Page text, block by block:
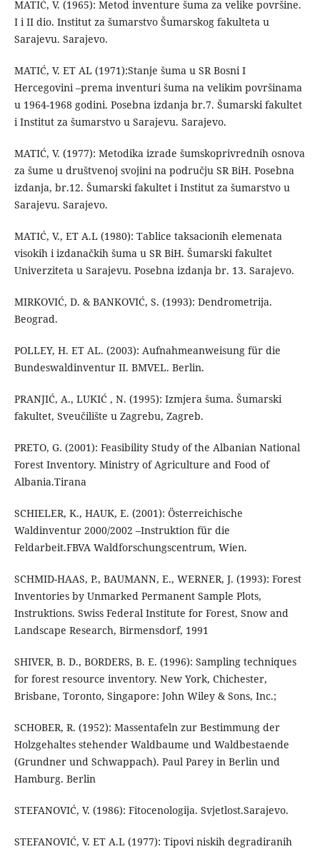
MATIĆ, V. (1965): Metod inventure šuma za velike površine.
I i II dio. Institut za šumarstvo Šumarskog fakulteta u
Sarajevu. Sarajevo.
MATIĆ, V. ET AL (1971):Stanje šuma u SR Bosni I
Hercegovini –prema inventuri šuma na velikim površinama
u 1964-1968 godini. Posebna izdanja br.7. Šumarski fakultet
i Institut za šumarstvo u Sarajevu. Sarajevo.
MATIĆ, V. (1977): Metodika izrade šumskoprivrednih osnova
za šume u društvenoj svojini na području SR BiH. Posebna
izdanja, br.12. Šumarski fakultet i Institut za šumarstvo u
Sarajevu. Sarajevo.
MATIĆ, V., ET A.L (1980): Tablice taksacionih elemenata
visokih i izdanačkih šuma u SR BiH. Šumarski fakultet
Univerziteta u Sarajevu. Posebna izdanja br. 13. Sarajevo.
MIRKOVIĆ, D. & BANKOVIĆ, S. (1993): Dendrometrija.
Beograd.
POLLEY, H. ET AL. (2003): Aufnahmeanweisung für die
Bundeswaldinventur II. BMVEL. Berlin.
PRANJIĆ, A., LUKIĆ , N. (1995): Izmjera šuma. Šumarski
fakultet, Sveučilište u Zagrebu, Zagreb.
PRETO, G. (2001): Feasibility Study of the Albanian National
Forest Inventory. Ministry of Agriculture and Food of
Albania.Tirana
SCHIELER, K., HAUK, E. (2001): Österreichische
Waldinventur 2000/2002 –Instruktion für die
Feldarbeit.FBVA Waldforschungscentrum, Wien.
SCHMID-HAAS, P., BAUMANN, E., WERNER, J. (1993): Forest
Inventories by Unmarked Permanent Sample Plots,
Instruktions. Swiss Federal Institute for Forest, Snow and
Landscape Research, Birmensdorf, 1991
SHIVER, B. D., BORDERS, B. E. (1996): Sampling techniques
for forest resource inventory. New York, Chichester,
Brisbane, Toronto, Singapore: John Wiley & Sons, Inc.;
SCHOBER, R. (1952): Massentafeln zur Bestimmung der
Holzgehaltes stehender Waldbaume und Waldbestaende
(Grundner und Schwappach). Paul Parey in Berlin und
Hamburg. Berlin
STEFANOVIĆ, V. (1986): Fitocenologija. Svjetlost.Sarajevo.
STEFANOVIĆ, V. ET A.L (1977): Tipovi niskih degradiranih